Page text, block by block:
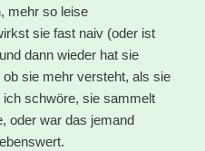
mehr so leise
sie fast naiv (oder ist
dann wieder hat sie
sie mehr versteht, als sie
schwöre, sie sammelt
oder war das jemand